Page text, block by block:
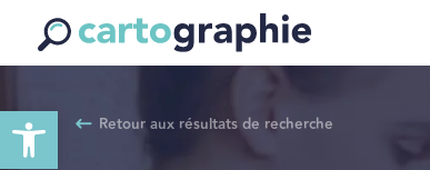
Ouvrir la barre d’outilsRetour aux résultats de recherche